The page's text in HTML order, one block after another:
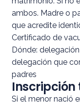
ambos. Madre o
que acredite
Certificado de
Dónde:
delegación que
padres
Inscripción
Si el menor nació